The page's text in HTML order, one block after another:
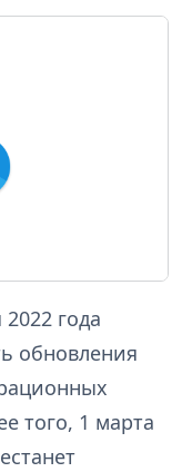
года
обновления
того, 1 марта